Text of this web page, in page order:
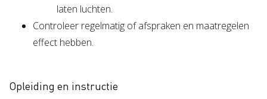
laten luchten.
Controleer regelmatig of afspraken en maatregelen
effect hebben.
Opleiding en instructie